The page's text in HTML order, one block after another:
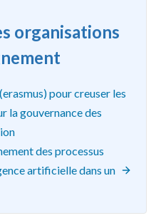
organisations
pour creuser les
la gouvernance des
des processus
artificielle dans un